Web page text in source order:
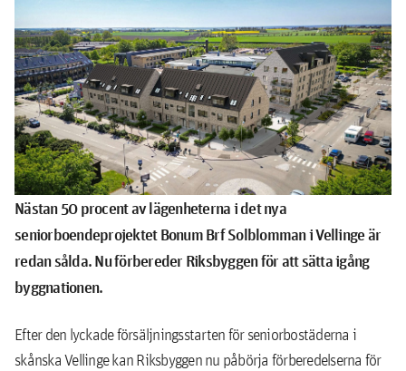
Nästan 50 procent av lägenheterna i det nya
seniorboendeprojektet Bonum Brf Solblomman i Vellinge är
redan sålda. Nu förbereder Riksbyggen för att sätta igång
byggnationen.
Efter den lyckade försäljningsstarten för seniorbostäderna i
skånska Vellinge kan Riksbyggen nu påbörja förberedelserna för